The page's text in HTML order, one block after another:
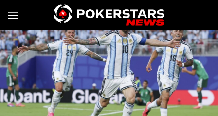
Vai al contenuto